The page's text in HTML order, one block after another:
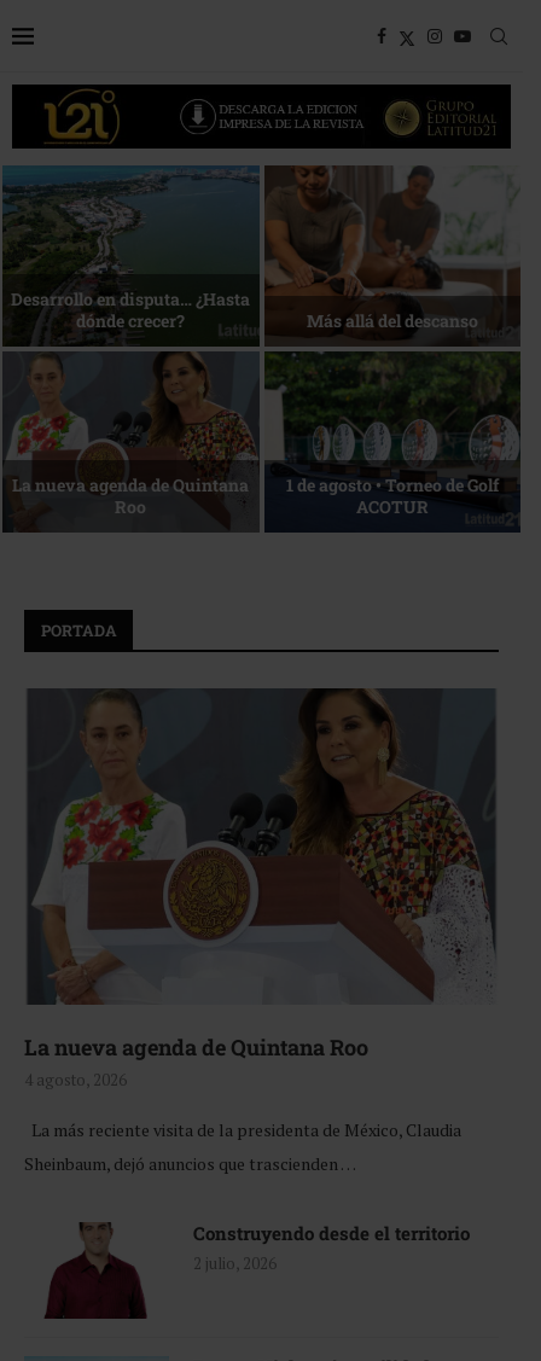
Bottega, un viaje servido a la
mesa
Energía que Impulsa la
competitividad
Reconocimiento de viajeros La esencia del servicio
PORTADA
La nueva agenda de Quintana Roo
4 agosto, 2026
La más reciente visita de la presidenta de México, Claudia
Sheinbaum, dejó anuncios que trascienden …
Construyendo desde el territorio
2 julio, 2026